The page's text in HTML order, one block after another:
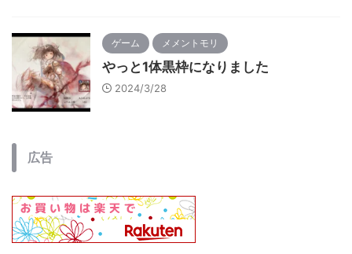
ゲーム メメントモリ
やっと1体黒枠になりました
2024/3/28
広告